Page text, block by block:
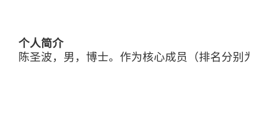
个人简介
陈圣波，男，博士。作为核心成员（排名分别为第